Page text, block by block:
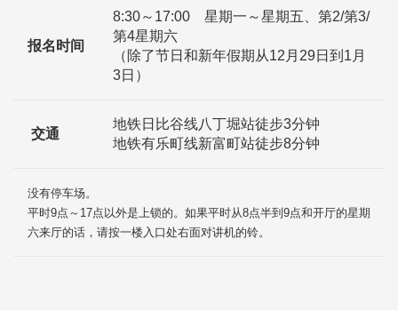
报名时间
8:30～17:00 星期一～星期五、第2/第3/
第4星期六
（除了节日和新年假期从12月29日到1月
3日）
交通
地铁日比谷线八丁堀站徒步3分钟
地铁有乐町线新富町站徒步8分钟
没有停车场。
平时9点～17点以外是上锁的。如果平时从8点半到9点和开厅的星期
六来厅的话，请按一楼入口处右面对讲机的铃。